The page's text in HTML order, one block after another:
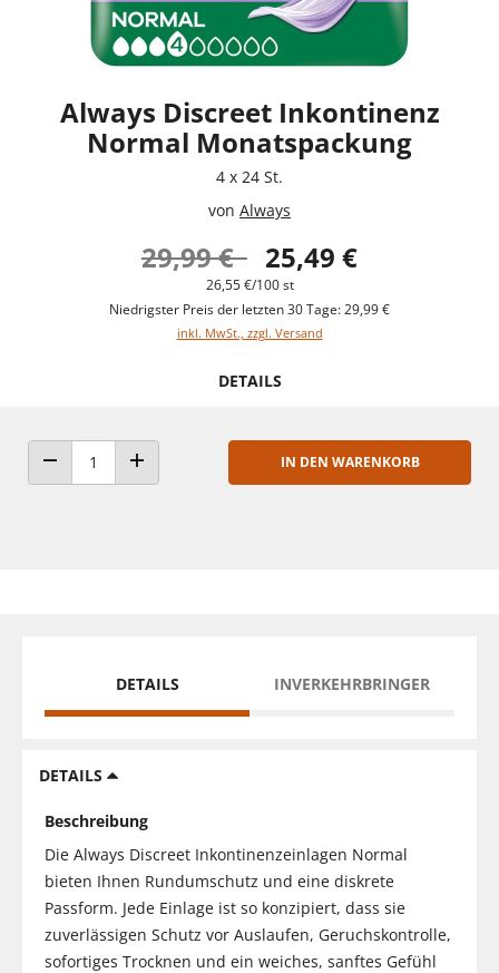
Always Discreet Inkontinenz
Normal Monatspackung
4 x 24 St.
von Always
29,99 € 25,49 €
26,55 €/100 st
Niedrigster Preis der letzten 30 Tage: 29,99 €
inkl. MwSt., zzgl. Versand
DETAILS
ANZAHL VERRINGERNANZAHL ERHÖHEN
IN DEN WARENKORB
DETAILS INVERKEHRBRINGER
DETAILS
Beschreibung
Die Always Discreet Inkontinenzeinlagen Normal
bieten Ihnen Rundumschutz und eine diskrete
Passform. Jede Einlage ist so konzipiert, dass sie
zuverlässigen Schutz vor Auslaufen, Geruchskontrolle,
sofortiges Trocknen und ein weiches, sanftes Gefühl